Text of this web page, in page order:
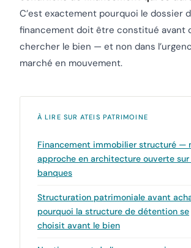
C’est exactement pourquoi le dossier
financement doit être constitué avant
chercher le bien — et non dans
marché en mouvement.
À LIRE SUR ATEIS PATRIMOINE
Financement immobilier structuré —
approche en architecture ouverte sur
banques
Structuration patrimoniale avant
pourquoi la structure de détention se
choisit avant le bien